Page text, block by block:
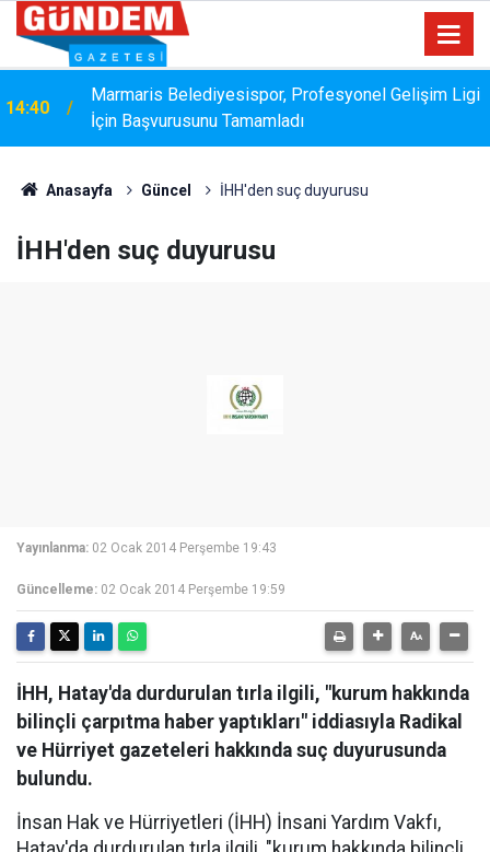
14:40
Marmaris Belediyesispor, Profesyonel Gelişim Ligi
İçin Başvurusunu Tamamladı
14:15
Bakanlık Veri Sunamadı: Metin Ergun'dan Turizm
Eleştirisi
Anasayfa Güncel İHH'den suç duyurusu
İHH'den suç duyurusu
Yayınlanma: 02 Ocak 2014 Perşembe 19:43
Güncelleme: 02 Ocak 2014 Perşembe 19:59
İHH, Hatay'da durdurulan tırla ilgili, "kurum hakkında
bilinçli çarpıtma haber yaptıkları" iddiasıyla Radikal
ve Hürriyet gazeteleri hakkında suç duyurusunda
bulundu.
İnsan Hak ve Hürriyetleri (İHH) İnsani Yardım Vakfı,